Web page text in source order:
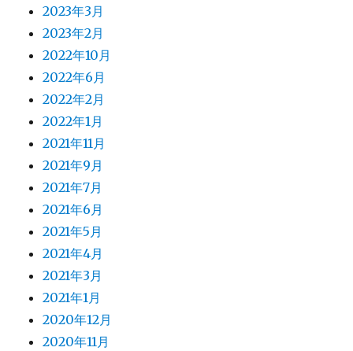
2023年3月
2023年2月
2022年10月
2022年6月
2022年2月
2022年1月
2021年11月
2021年9月
2021年7月
2021年6月
2021年5月
2021年4月
2021年3月
2021年1月
2020年12月
2020年11月